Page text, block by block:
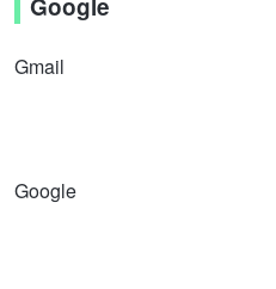
Google
Gmail
Google